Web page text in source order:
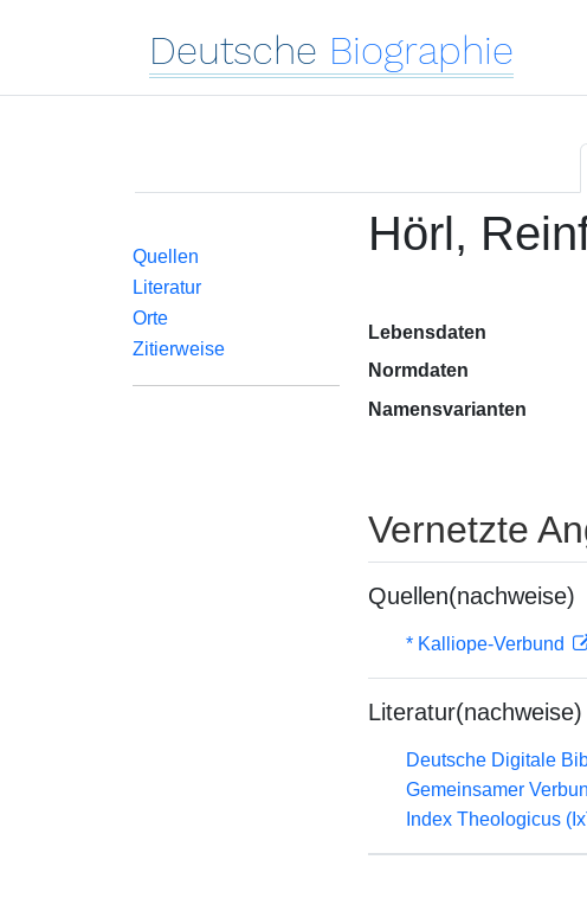
Deutsche Biographie
Quellen
Literatur
Orte
Zitierweise
Hörl,
Lebensdaten
Normdaten
Namensvarianten
Vernetzte
Quellen(nachweise)
* Kalliope-Verbund
Literatur(nachweise)
Deutsche Digitale
Gemeinsamer
Index Theologicus